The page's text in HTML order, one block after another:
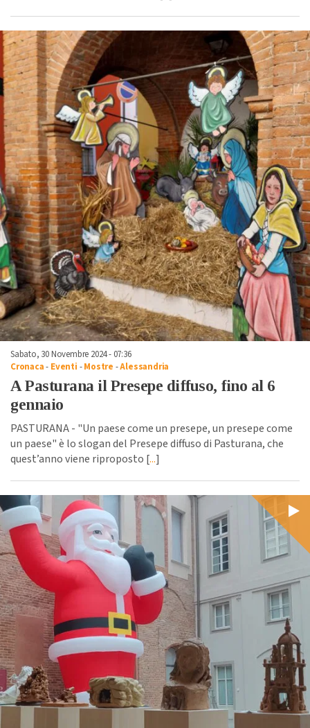
Sabato, 30 Novembre 2024 - 07:36
Cronaca- Eventi -Mostre -Alessandria
A Pasturana il Presepe diffuso, fino al 6
gennaio
PASTURANA - "Un paese come un presepe, un presepe come
un paese" è lo slogan del Presepe diffuso di Pasturana, che
quest’anno viene riproposto [...]